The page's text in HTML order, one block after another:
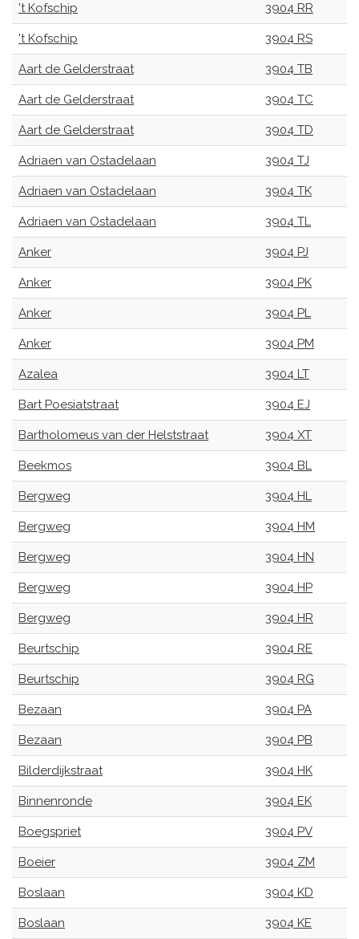
't Kofschip 3904 RR
't Kofschip 3904 RS
Aart de Gelderstraat 3904 TB
Aart de Gelderstraat 3904 TC
Aart de Gelderstraat 3904 TD
Adriaen van Ostadelaan 3904 TJ
Adriaen van Ostadelaan 3904 TK
Adriaen van Ostadelaan 3904 TL
Anker 3904 PJ
Anker 3904 PK
Anker 3904 PL
Anker 3904 PM
Azalea 3904 LT
Bart Poesiatstraat 3904 EJ
Bartholomeus van der Helststraat 3904 XT
Beekmos 3904 BL
Bergweg 3904 HL
Bergweg 3904 HM
Bergweg 3904 HN
Bergweg 3904 HP
Bergweg 3904 HR
Beurtschip 3904 RE
Beurtschip 3904 RG
Bezaan 3904 PA
Bezaan 3904 PB
Bilderdijkstraat 3904 HK
Binnenronde 3904 EK
Boegspriet 3904 PV
Boeier 3904 ZM
Boslaan 3904 KD
Boslaan 3904 KE